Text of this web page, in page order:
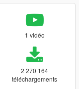
1 vidéo
2 270 164
téléchargements